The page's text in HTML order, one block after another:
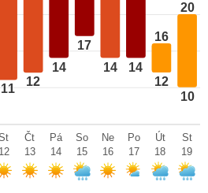
11
12
14
17
14 14
16
12
20
10
12
Čt
13
Pá
14
So
15
Ne
16
Po
17
Út
18
St
19